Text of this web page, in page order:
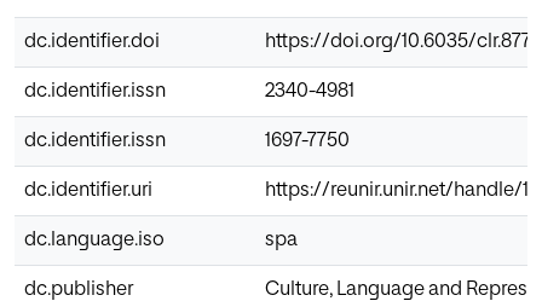
dc.identifier.doi https://doi.org/10.6035/clr.8772
dc.identifier.issn 2340-4981
dc.identifier.issn 1697-7750
dc.identifier.uri https://reunir.unir.net/handle/
dc.language.iso spa
dc.publisher Culture, Language and